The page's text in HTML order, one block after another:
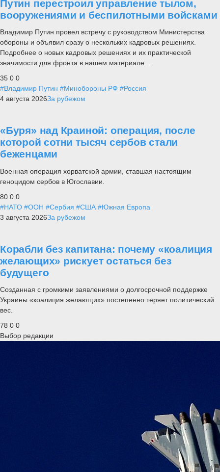
Путин перестроил управление тылом,
вооружениями и беспилотными войсками
Владимир Путин провел встречу с руководством Министерства
обороны и объявил сразу о нескольких кадровых решениях.
Подробнее о новых кадровых решениях и их практической
значимости для фронта в нашем материале....
35 0 0
#Владимир Путин #Минобороны РФ #Россия
4 августа 2026За рубежом
«Буря» над Краиной: операция, после
которой сотни тысяч сербов стали
беженцами
Военная операция хорватской армии, ставшая настоящим
геноцидом сербов в Югославии.
80 0 0
#НАТО #ООН #Сербия #США #Южная Европа
3 августа 2026За рубежом
Корабли без капитана: почему «коалиция
желающих» рискует остаться без
будущего
Созданная с громкими заявлениями о долгосрочной поддержке
Украины «коалиция желающих» постепенно теряет политический
вес.
78 0 0
Выбор редакции